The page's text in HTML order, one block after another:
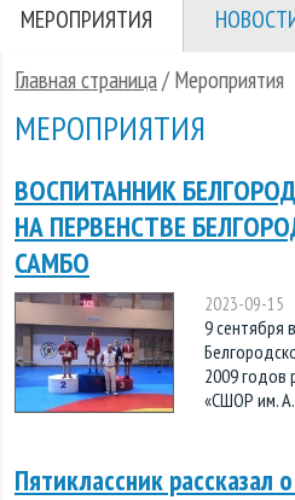
МЕРОПРИЯТИЯ
Главная страница/ Мероприятия
МЕРОПРИЯТИЯ
ВОСПИТАННИК
НА ПЕРВЕНСТВЕ
САМБО
2023-09-15
9 сентября
2009
«СШОР им. А.
Пятиклассник рассказал